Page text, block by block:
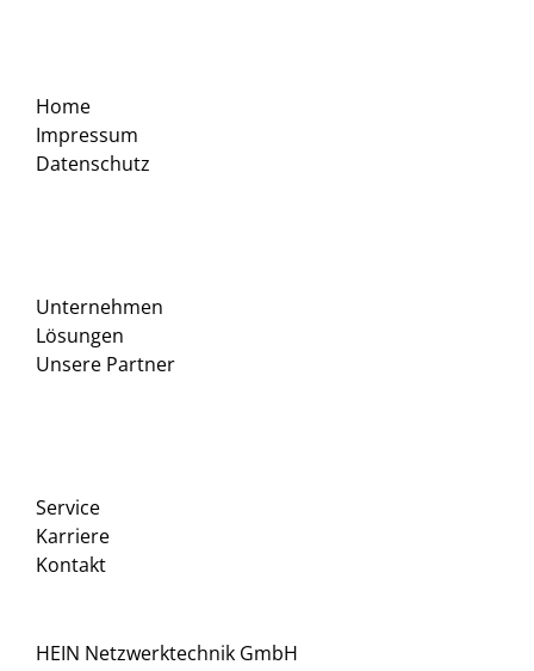
Home
Impressum
Datenschutz
Unternehmen
Lösungen
Unsere Partner
Service
Karriere
Kontakt
HEIN Netzwerktechnik GmbH